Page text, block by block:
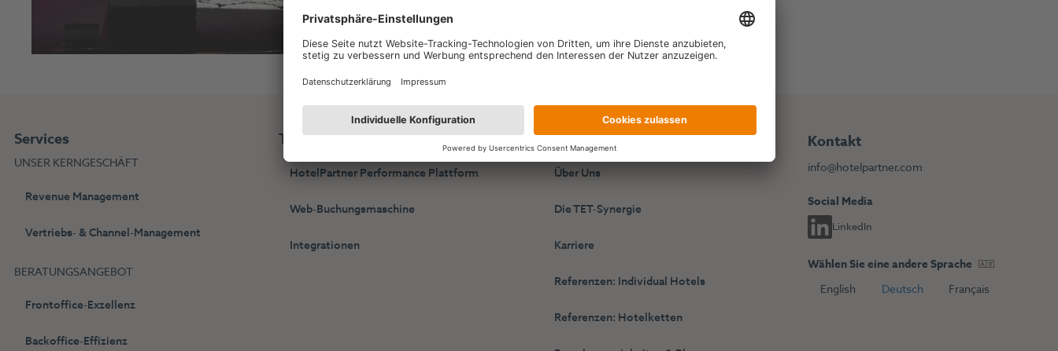
Services
UNSER KERNGESCHÄFT
Revenue Management
Vertriebs- & Channel-Management
BERATUNGSANGEBOT
Frontoffice-Exzellenz
Backoffice-Effizienz
Technologie
HotelPartner Performance Plattform
Web-Buchungsmaschine
Integrationen
HotelPartner
Über Uns
Die TET-Synergie
Karriere
Referenzen: Individual Hotels
Referenzen: Hotelketten
Kontakt
info@hotelpartner.com
Social Media
LinkedIn
Wählen Sie eine andere Sprache
English
Deutsch Français